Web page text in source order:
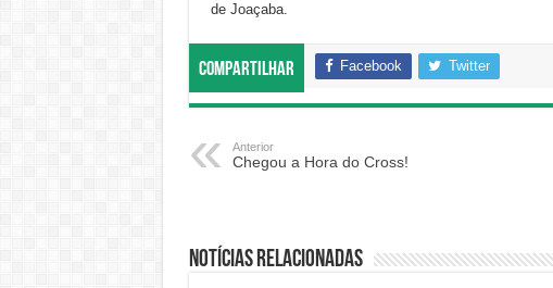
de Joaçaba.
Compartilhar Facebook Twitter
Anterior
Chegou a Hora do Cross!
Notícias relacionadas